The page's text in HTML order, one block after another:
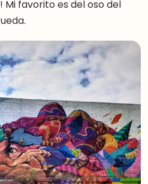
Mi favorito es del oso del